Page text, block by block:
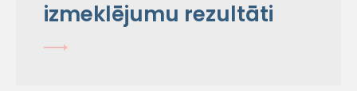
izmeklējumu rezultāti